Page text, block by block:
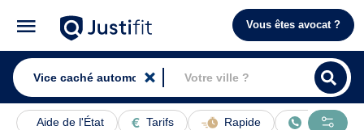
Vous êtes avocat ?
Aide de l'État Tarifs Rapide En ligne